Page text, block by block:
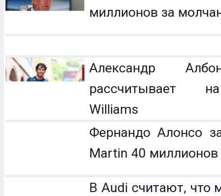
миллионов за
Александр
рассчитывает
Williams
Фернандо Алонсо
Martin 40 миллионов
В Audi считают, что